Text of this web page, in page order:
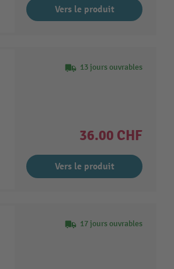
Vers le produit
13 jours ouvrables
36.00 CHF
Vers le produit
17 jours ouvrables